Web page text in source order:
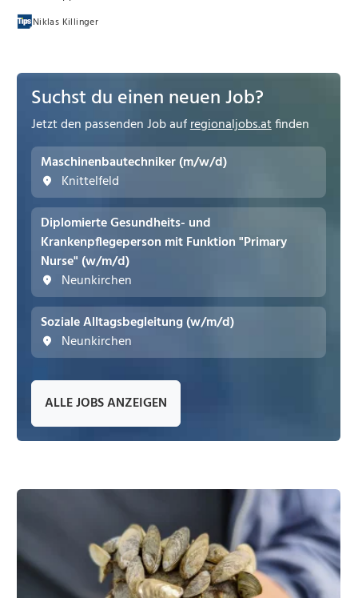
Niklas Killinger
Suchst du einen neuen Job?
Jetzt den passenden Job aufregionaljobs.atfinden
Maschinenbautechniker (m/w/d)
Knittelfeld
Diplomierte Gesundheits- und
Krankenpflegeperson mit Funktion "Primary
Nurse" (w/m/d)
Neunkirchen
Soziale Alltagsbegleitung (w/m/d)
Neunkirchen
ALLE JOBS ANZEIGEN